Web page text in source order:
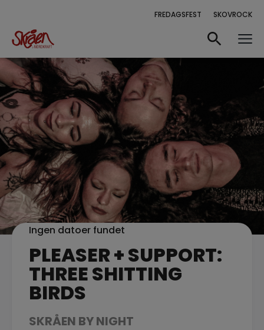
FREDAGSFEST SKOVROCK
Ingen datoer fundet
PLEASER + SUPPORT:
THREE SHITTING
BIRDS
SKRÅEN BY NIGHT